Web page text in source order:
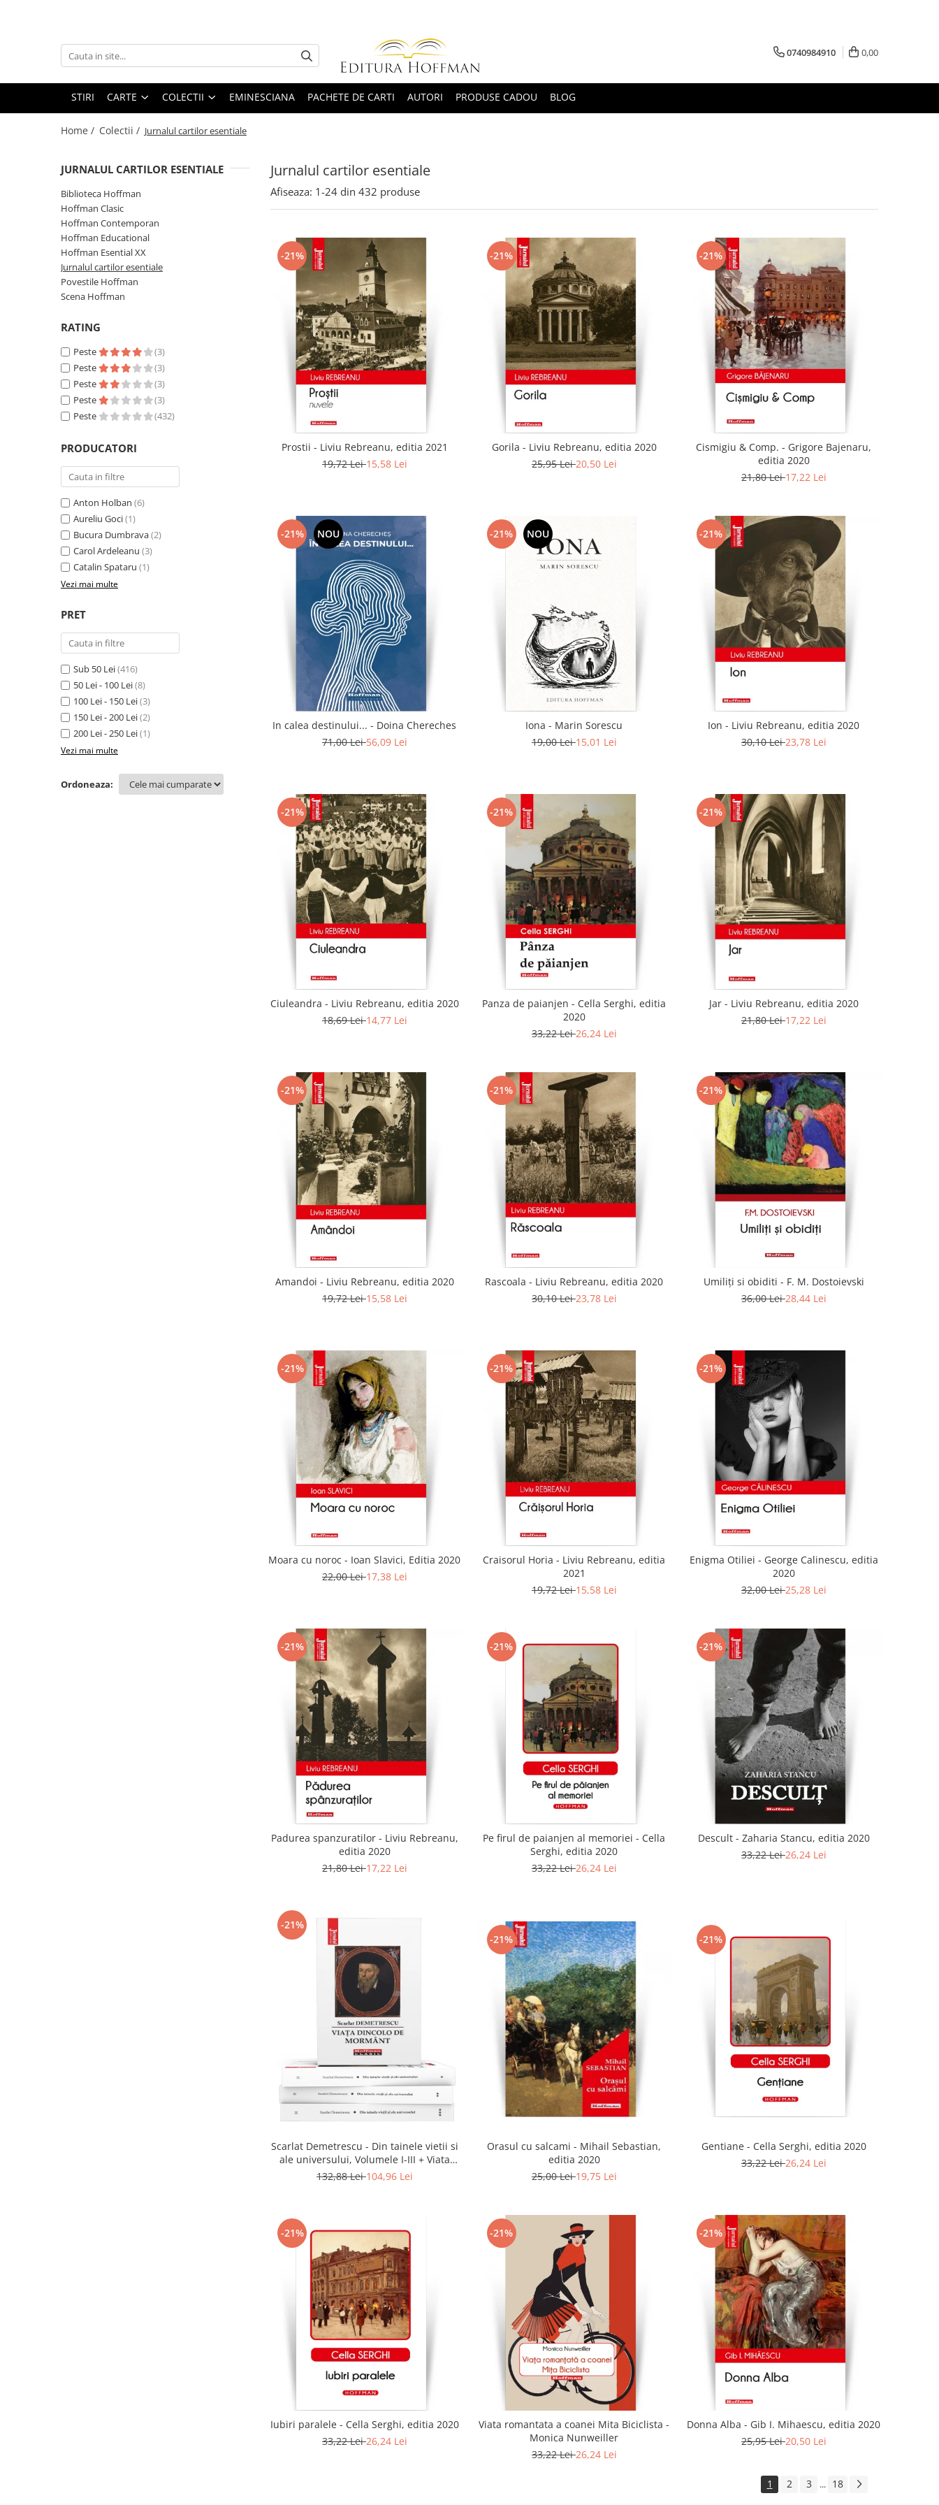
Carti pentru copii
Proza scurta
Satira, umor
Contemporana
Non-fictiune
Publicistica / Reportaje / Interviuri
Stiinte umaniste
Sociologie si filozofie
Colectii
Hoffman Clasic
Povestile Hoffman
Scena Hoffman
0740984910 0,00
STIRI CARTE COLECTII EMINESCIANA PACHETE DE CARTI AUTORI PRODUSE CADOU BLOG
Home / Colectii / Jurnalul cartilor esentiale
Jurnalul cartilor esentiale
JURNALUL CARTILOR ESENTIALE
Biblioteca Hoffman
Hoffman Clasic
Hoffman Contemporan
Hoffman Educational
Hoffman Esential XX
Jurnalul cartilor esentiale
Povestile Hoffman
Scena Hoffman
RATING
Peste
(3)
Peste
(3)
Peste
(3)
Peste
(3)
Peste
(432)
PRODUCATORI
Anton Holban (6)
Aureliu Goci(1)
Bucura Dumbrava(2)
Carol Ardeleanu (3)
Catalin Spataru (1)
Vezi mai multe
PRET
Sub 50 Lei(416)
50 Lei - 100 Lei(8)
100 Lei - 150 Lei(3)
150 Lei - 200 Lei(2)
200 Lei - 250 Lei(1)
Vezi mai multe
Ordoneaza:
Afiseaza: 1-24 din 432 produse
-21%
Prostii - Liviu Rebreanu, editia 2021
19,72 Lei15,58 Lei
-21%
Gorila - Liviu Rebreanu, editia 2020
25,95 Lei20,50 Lei
-21%
Cismigiu & Comp. - Grigore Bajenaru,
editia 2020
21,80 Lei17,22 Lei
-21% NOU
In calea destinului... - Doina Chereches
71,00 Lei56,09 Lei
-21% NOU
Iona - Marin Sorescu
19,00 Lei15,01 Lei
-21%
Ion - Liviu Rebreanu, editia 2020
30,10 Lei23,78 Lei
-21%
Ciuleandra - Liviu Rebreanu, editia 2020
18,69 Lei14,77 Lei
-21%
Panza de paianjen - Cella Serghi, editia
2020
33,22 Lei26,24 Lei
-21%
Jar - Liviu Rebreanu, editia 2020
21,80 Lei17,22 Lei
-21%
Amandoi - Liviu Rebreanu, editia 2020
19,72 Lei15,58 Lei
-21%
Rascoala - Liviu Rebreanu, editia 2020
30,10 Lei23,78 Lei
-21%
Umiliți si obiditi - F. M. Dostoievski
36,00 Lei28,44 Lei
-21%
Moara cu noroc - Ioan Slavici, Editia 2020
22,00 Lei17,38 Lei
-21%
Craisorul Horia - Liviu Rebreanu, editia
2021
19,72 Lei15,58 Lei
-21%
Enigma Otiliei - George Calinescu, editia
2020
32,00 Lei25,28 Lei
-21%
Padurea spanzuratilor - Liviu Rebreanu,
editia 2020
21,80 Lei17,22 Lei
-21%
Pe firul de paianjen al memoriei - Cella
Serghi, editia 2020
33,22 Lei26,24 Lei
-21%
Descult - Zaharia Stancu, editia 2020
33,22 Lei26,24 Lei
-21%
Scarlat Demetrescu - Din tainele vietii si
ale universului, Volumele I-III + Viata
dincolo de mormant
132,88 Lei104,96 Lei
-21%
Orasul cu salcami - Mihail Sebastian,
editia 2020
25,00 Lei19,75 Lei
-21%
Gentiane - Cella Serghi, editia 2020
33,22 Lei26,24 Lei
-21%
Iubiri paralele - Cella Serghi, editia 2020
33,22 Lei26,24 Lei
-21%
Viata romantata a coanei Mita Biciclista -
Monica Nunweiller
33,22 Lei26,24 Lei
-21%
Donna Alba - Gib I. Mihaescu, editia 2020
25,95 Lei20,50 Lei
1 2 3 ... 18